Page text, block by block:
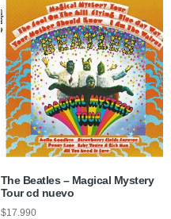
The Beatles – Magical Mystery
Tour cd nuevo
$17.990